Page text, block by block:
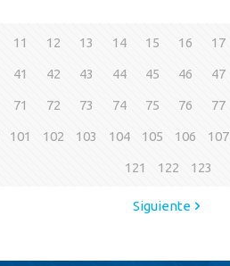
11 12 13 14 15 16 17
41 42 43 44 45 46 47
71 72 73 74 75 76 77
101 102 103 104 105 106 107
121 122 123
Siguiente